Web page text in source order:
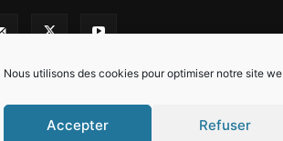
Nous utilisons des cookies pour optimiser notre site
Accepter Refuser